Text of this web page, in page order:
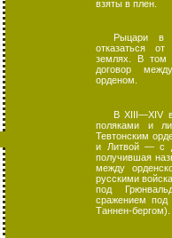
взяты в плен.
Рыцари в
отказаться
землях. В том
договор
орденом.
В XIII—XIV
поляками и
Тевтонским
и Литвой — с
получившая
между
русскими
под
сражением
Таннен-бергом).